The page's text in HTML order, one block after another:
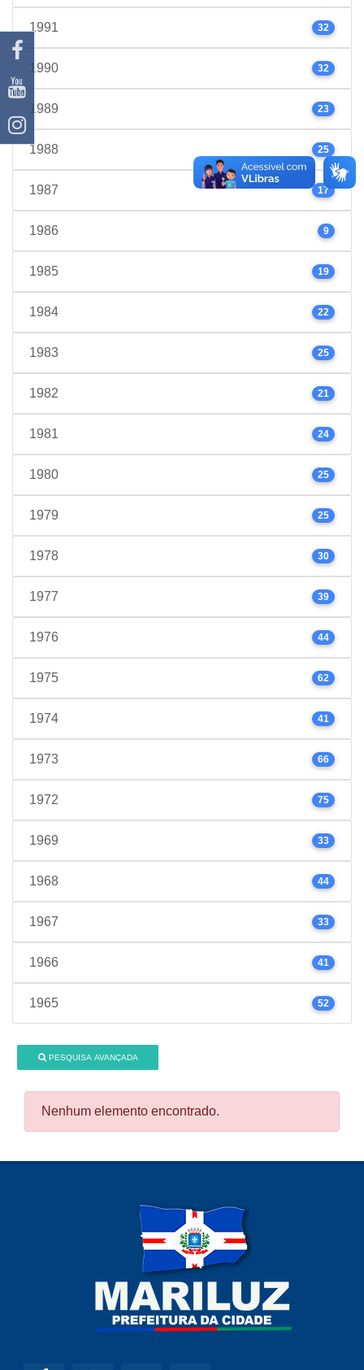
1991 32
1990 32
1989 23
1988 25
1987 17
1986 9
1985 19
1984 22
1983 25
1982 21
1981 24
1980 25
1979 25
1978 30
1977 39
1976 44
1975 62
1974 41
1973 66
1972 75
1969 33
1968 44
1967 33
1966 41
1965 52
PESQUISA AVANÇADA
Nenhum elemento encontrado.